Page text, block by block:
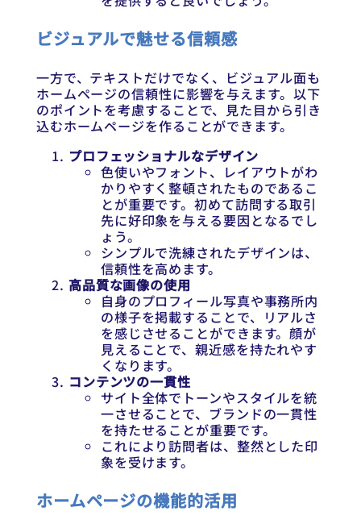
ビジュアルで魅せる信頼感
一方で、テキストだけでなく、ビジュアル面も
ホームページの信頼性に影響を与えます。以下
のポイントを考慮することで、見た目から引き
込むホームページを作ることができます。
プロフェッショナルなデザイン
色使いやフォント、レイアウトがわ
かりやすく整頓されたものであるこ
とが重要です。初めて訪問する取引
先に好印象を与える要因となるでし
ょう。
シンプルで洗練されたデザインは、
信頼性を高めます。
高品質な画像の使用
自身のプロフィール写真や事務所内
の様子を掲載することで、リアルさ
を感じさせることができます。顔が
見えることで、親近感を持たれやす
くなります。
コンテンツの一貫性
サイト全体でトーンやスタイルを統
一させることで、ブランドの一貫性
を持たせることが重要です。
これにより訪問者は、整然とした印
象を受けます。
ホームページの機能的活用